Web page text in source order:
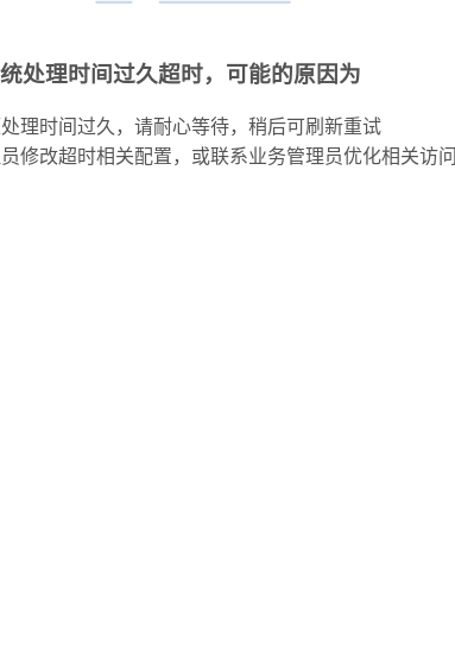
处理时间过久超时，可能的原因为
理时间过久，请耐心等待，稍后可刷新重试
修改超时相关配置，或联系业务管理员优化相关访问